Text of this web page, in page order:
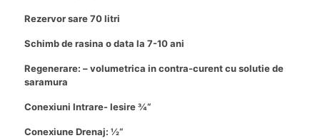
Rezervor sare 70 litri
Schimb de rasina o data la 7-10 ani
Regenerare: – volumetrica in contra-curent cu solutie de
saramura
Conexiuni Intrare- Iesire ¾“
Conexiune Drenaj: ½“